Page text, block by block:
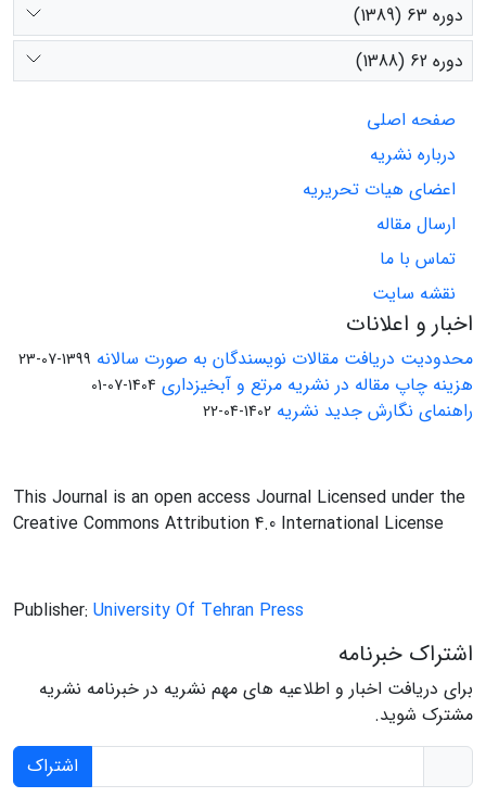
دوره 63 (1389)
دوره 62 (1388)
صفحه اصلی
درباره نشریه
اعضای هیات تحریریه
ارسال مقاله
تماس با ما
نقشه سایت
اخبار و اعلانات
محدودیت دریافت مقالات نویسندگان به صورت سالانه 1399-07-23
هزینه چاپ مقاله در نشریه مرتع و آبخیزداری 1404-07-01
راهنمای نگارش جدید نشریه 1402-04-22
This Journal is an open access Journal Licensed under the
Creative Commons Attribution 4.0 International License
Publisher: University Of Tehran Press
اشتراک خبرنامه
برای دریافت اخبار و اطلاعیه های مهم نشریه در خبرنامه نشریه
مشترک شوید.
اشتراک